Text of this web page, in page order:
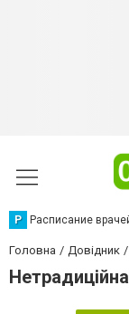
Р Расписание
Головна Довідник